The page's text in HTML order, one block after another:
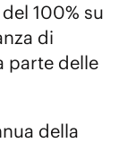
100% su
di
parte delle
della